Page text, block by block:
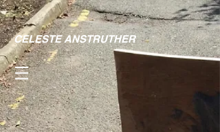
CELESTE ANSTRUTHER